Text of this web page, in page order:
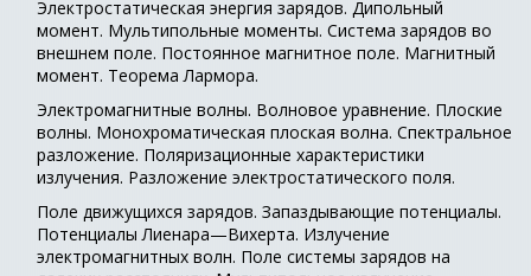
Электростатическая энергия зарядов. Дипольный
момент. Мультипольные моменты. Система зарядов во
внешнем поле. Постоянное магнитное поле. Магнитный
момент. Теорема Лармора.
Электромагнитные волны. Волновое уравнение. Плоские
волны. Монохроматическая плоская волна. Спектральное
разложение. Поляризационные характеристики
излучения. Разложение электростатического поля.
Поле движущихся зарядов. Запаздывающие потенциалы.
Потенциалы Лиенара—Вихерта. Излучение
электромагнитных волн. Поле системы зарядов на